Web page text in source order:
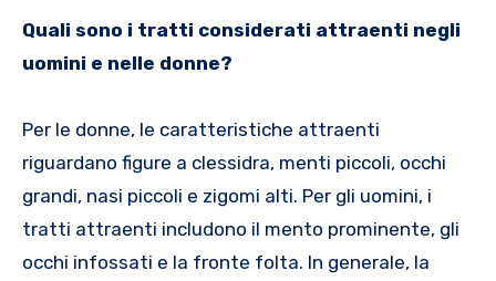
Quali sono i tratti considerati attraenti negli
uomini e nelle donne?
Per le donne, le caratteristiche attraenti
riguardano figure a clessidra, menti piccoli, occhi
grandi, nasi piccoli e zigomi alti. Per gli uomini, i
tratti attraenti includono il mento prominente, gli
occhi infossati e la fronte folta. In generale, la